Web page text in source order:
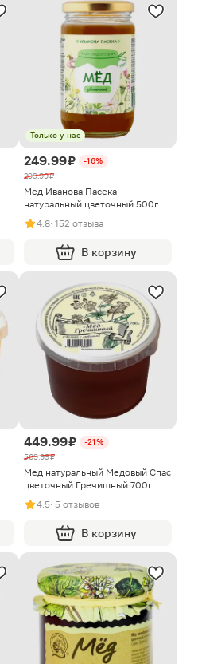
Только у нас
249.99 ₽
-16%
299.99 ₽
Мёд Иванова Пасека
натуральный цветочный 500г
4.8· 152 отзыва
В корзину
449.99 ₽
-21%
569.99 ₽
Мед натуральный Медовый Спас
цветочный Гречишный 700г
4.5· 5 отзывов
В корзину